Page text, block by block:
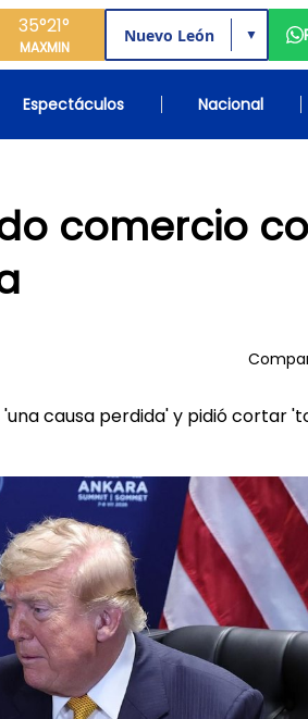
35°
MAX
21°
MIN
▼
Espectáculos Nacional
comercio
causa perdida' y pidió cortar